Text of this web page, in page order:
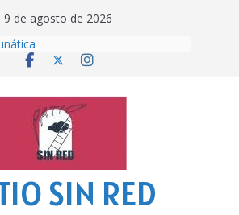
9 de agosto de 2026
hasta entonces…
broma infinita’ de recomendar
veraniegas
del Mundial
SIN RED